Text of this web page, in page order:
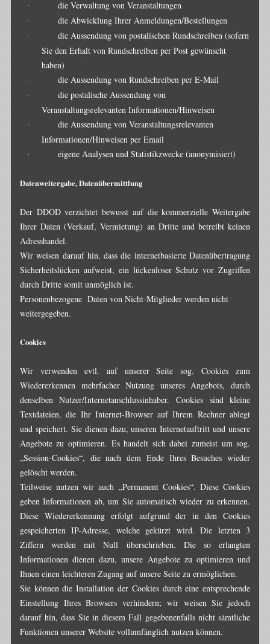
· die Verwaltung von Veranstaltungen
· die Abwicklung Ihrer Anmeldungen/Bestellungen
·
die Aussendung von postalischen Rundschreiben (sofern
Sie den Erhalt von Rundschreiben per Post gewünscht
haben)
· die Aussendung von Rundschreiben per E-Mail
·
die postalische Aussendung von
Veranstaltungsrelevanten Informationen/Hinweisen
·
die Aussendung von Veranstaltungsrelevanten
Informationen/Hinweisen per Email
· eigene Analysen und Statistikzwecke (anonymisiert)
Datenweitergabe, Datenübermittlung
Der DDOD verzichtet bewusst auf die kommerzielle Weitergabe
Ihrer Daten (Verkauf, Vermietung) an Dritte und betreibt keinen
Adresshandel.
Wir weisen darauf hin, dass die internetbasierte Datenübertragung
Sicherheitslücken aufweist, ein lückenloser Schutz vor Zugriffen
durch Dritte somit unmöglich ist.
Personenbezogene Daten von Nicht-Mitglieder werden nicht
weitergegeben.
Cookies
Wir verwenden evtl. auf unserer Seite sog. Cookies zum
Wiedererkennen mehrfacher Nutzung unseres Angebots, durch
denselben Nutzer/Internetanschlussinhaber. Cookies sind kleine
Textdateien, die Ihr Internet-Browser auf Ihrem Rechner ablegt
und speichert. Sie dienen dazu, unseren Internetauftritt und unsere
Angebote zu optimieren. Es handelt sich dabei zumeist um sog.
„Session-Cookies“, die nach dem Ende Ihres Besuches wieder
gelöscht werden.
Teilweise nutzen wir auch „Permanent Cookies“. Diese Cookies
geben Informationen ab, um Sie automatisch wieder zu erkennen.
Diese Wiedererkennung erfolgt aufgrund der in den Cookies
gespeicherten IP-Adresse, welche gekürzt wird. Die letzten 3
Ziffern werden mit Null überschrieben. Die so erlangten
Informationen dienen dazu, unsere Angebote zu optimieren und
Ihnen einen leichteren Zugang auf unsere Seite zu ermöglichen.
Sie können die Installation der Cookies durch eine entsprechende
Einstellung Ihres Browsers verhindern; wir weisen Sie jedoch
darauf hin, dass Sie in diesem Fall gegebenenfalls nicht sämtliche
Funktionen unserer Website vollumfänglich nutzen können.